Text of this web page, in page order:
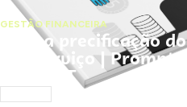
GESTÃO FINANCEIRA
Faça a precificação do
seu serviço | Prompts
ChatGPT